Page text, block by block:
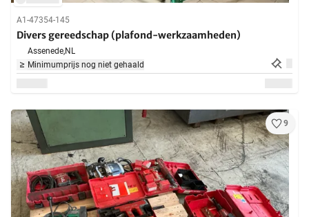
A1-47354-145
Divers gereedschap (plafond-werkzaamheden)
Assenede,NL
Minimumprijs nog niet gehaald
9